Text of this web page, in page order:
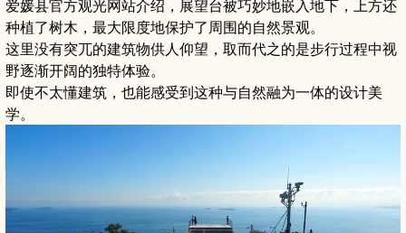
爱媛县官方观光网站介绍，展望台被巧妙地嵌入地下，上方还
种植了树木，最大限度地保护了周围的自然景观。
这里没有突兀的建筑物供人仰望，取而代之的是步行过程中视
野逐渐开阔的独特体验。
即使不太懂建筑，也能感受到这种与自然融为一体的设计美
学。